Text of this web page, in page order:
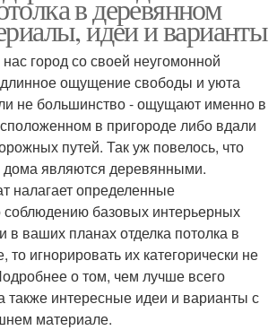
Потолки в частном
доме
в деревянном
идеи и варианты
город со своей неугомонной
ощущение свободы и уюта
не большинство - ощущают именно в
в пригороде либо вдали
путей. Так уж повелось, что
дома являются деревянными.
налагает определенные
соблюдению базовых интерьерных
в ваших планах отделка потолка в
игнорировать их категорически не
о том, чем лучше всего
также интересные идеи и варианты с
материале.